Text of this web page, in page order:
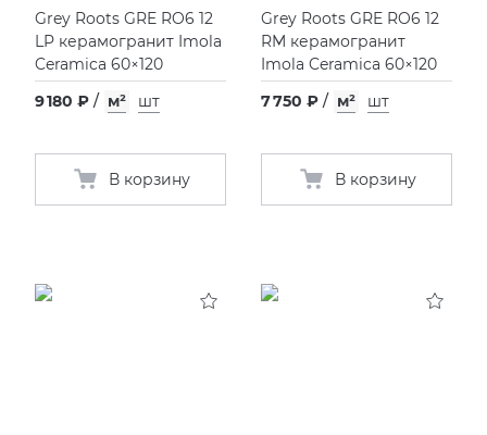
Grey Roots GRE RO6 12
LP керамогранит Imola
Ceramica 60×120
9 180 ₽ / м² шт
В корзину
Grey Roots GRE RO6 12
RM керамогранит
Imola Ceramica 60×120
7 750 ₽ / м² шт
В корзину